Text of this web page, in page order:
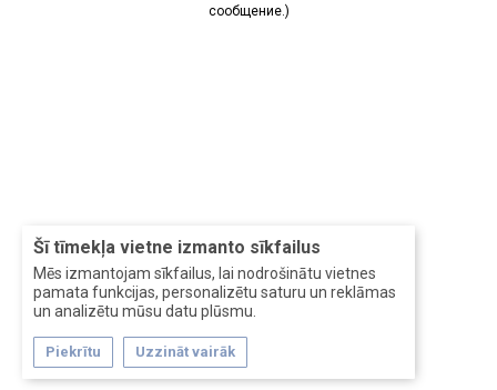
Šī tīmekļa vietne izmanto sīkfailus
Mēs izmantojam sīkfailus, lai nodrošinātu vietnes
pamata funkcijas, personalizētu saturu un reklāmas
un analizētu mūsu datu plūsmu.
Piekrītu Uzzināt vairāk
сообщение.)